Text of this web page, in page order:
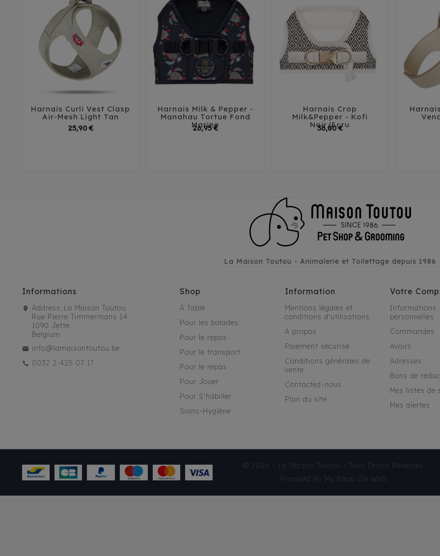
  
Harnais Curli Vest Clasp
Air-Mesh Light Tan
25,90 €Prix
  
Harnais Milk & Pepper -
Manahau Tortue Fond
Marine
26,95 €Prix
  
Harnais Crop
Milk&Pepper - Kofi
Noir/Ecru
36,80 €Prix

La Maison Toutou - Animalerie et Toilettage depuis 1986
Informations
Address: La Maison Toutou
Rue Pierre Timmermans 14
1090 Jette
Belgium
info@lamaisontoutou.be
0032 2 425 07 17
Shop
À Table
Pour les balades
Pour le repos
Pour le transport
Pour le repas
Pour Jouer
Pour S'habiller
Soins-Hygiène
Information
Mentions légales et
conditions d'utilisations
A propos
Paiement sécurisé
Conditions générales de
vente
Contactez-nous
Plan du site
Votre
Informations
personnelles
Commandes
Avoirs
Adresses
Bons de
Mes listes de
Mes alertes
© 2026 - La Maison Toutou - Tous Droits Réservés
Provided By My Shop On Web